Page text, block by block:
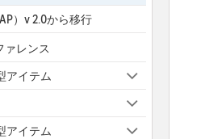
）v 2.0から移行
ァレンス
アイテム
アイテム